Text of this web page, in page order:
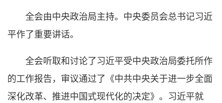
全会由中央政治局主持。中央委员会总书记习近
平作了重要讲话。
全会听取和讨论了习近平受中央政治局委托所作
的工作报告，审议通过了《中共中央关于进一步全面
深化改革、推进中国式现代化的决定》。习近平就